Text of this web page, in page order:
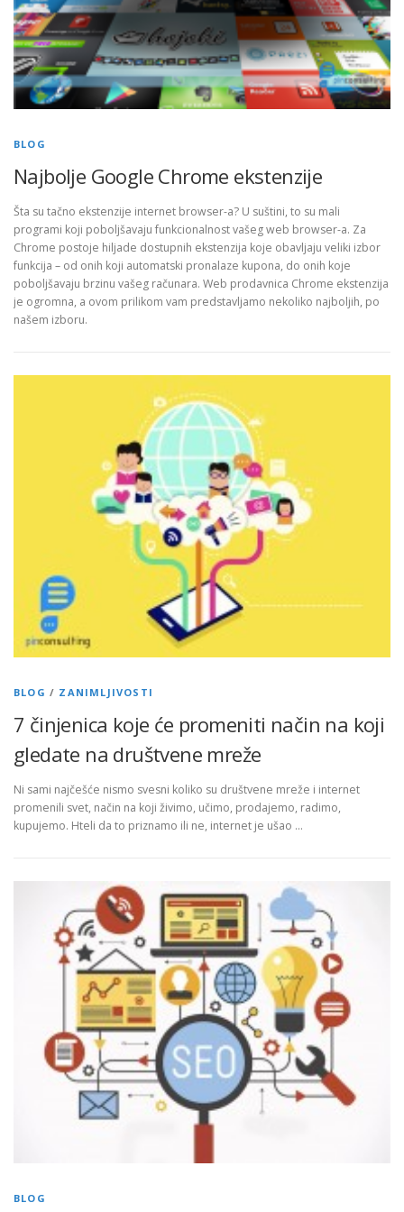
BLOG
Najbolje Google Chrome ekstenzije
Šta su tačno ekstenzije internet browser-a? U suštini, to su mali
programi koji poboljšavaju funkcionalnost vašeg web browser-a. Za
Chrome postoje hiljade dostupnih ekstenzija koje obavljaju veliki izbor
funkcija – od onih koji automatski pronalaze kupona, do onih koje
poboljšavaju brzinu vašeg računara. Web prodavnica Chrome ekstenzija
je ogromna, a ovom prilikom vam predstavljamo nekoliko najboljih, po
našem izboru.
BLOG / ZANIMLJIVOSTI
7 činjenica koje će promeniti način na koji
gledate na društvene mreže
Ni sami najčešće nismo svesni koliko su društvene mreže i internet
promenili svet, način na koji živimo, učimo, prodajemo, radimo,
kupujemo. Hteli da to priznamo ili ne, internet je ušao …
BLOG